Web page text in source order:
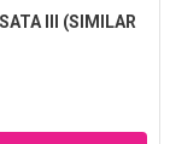
III (SIMILAR